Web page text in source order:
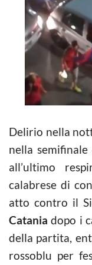
Delirio nella
nella
all’ultimo
calabrese di
atto contro il
Catania dopo i
della partita,
rossoblu per